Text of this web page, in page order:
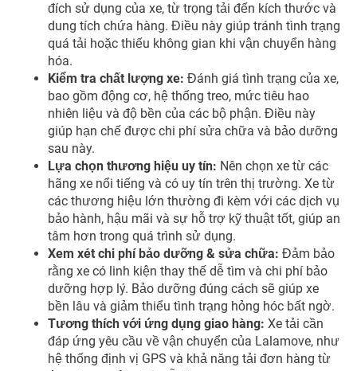
đích sử dụng của xe, từ trọng tải đến kích thước và
dung tích chứa hàng. Điều này giúp tránh tình trạng
quá tải hoặc thiếu không gian khi vận chuyển hàng
hóa.
Kiểm tra chất lượng xe: Đánh giá tình trạng của xe,
bao gồm động cơ, hệ thống treo, mức tiêu hao
nhiên liệu và độ bền của các bộ phận. Điều này
giúp hạn chế được chi phí sửa chữa và bảo dưỡng
sau này.
Lựa chọn thương hiệu uy tín: Nên chọn xe từ các
hãng xe nổi tiếng và có uy tín trên thị trường. Xe từ
các thương hiệu lớn thường đi kèm với các dịch vụ
bảo hành, hậu mãi và sự hỗ trợ kỹ thuật tốt, giúp an
tâm hơn trong quá trình sử dụng.
Xem xét chi phí bảo dưỡng & sửa chữa: Đảm bảo
rằng xe có linh kiện thay thế dễ tìm và chi phí bảo
dưỡng hợp lý. Bảo dưỡng đúng cách sẽ giúp xe
bền lâu và giảm thiểu tình trạng hỏng hóc bất ngờ.
Tương thích với ứng dụng giao hàng: Xe tải cần
đáp ứng yêu cầu về vận chuyển của Lalamove, như
hệ thống định vị GPS và khả năng tải đơn hàng từ